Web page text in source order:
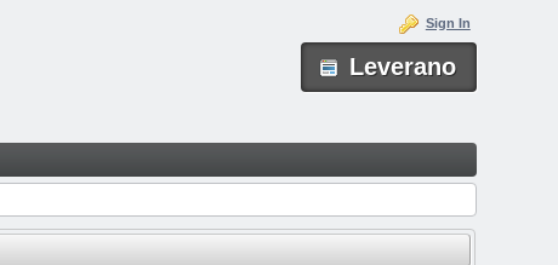
Leverano
Sign In